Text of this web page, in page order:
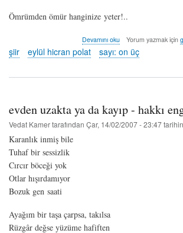
Ömrümden ömür hanginize yeter!..
oyun
II
(dû-
-
polat
Devamını oku Yorum yazmak için
şiir eylül hicran polat sayı: on üç
evden uzakta ya da kayıp - hakkı
Vedat Kamertarafından Çar, 14/02/2007 - 23:47
Karanlık inmiş bile
Tuhaf bir sessizlik
Cırcır böceği yok
Otlar hışırdamıyor
Bozuk gen saati
Ayağım bir taşa çarpsa, takılsa
Rüzgâr değse yüzüme hafiften